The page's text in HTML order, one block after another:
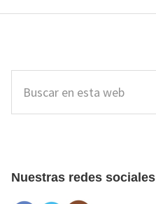
esta
Nuestras redes sociales